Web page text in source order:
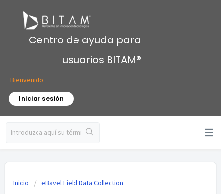
Centro de ayuda para
usuarios BITAM®
Bienvenido
Iniciar sesión
Inicio eBavel Field Data Collection